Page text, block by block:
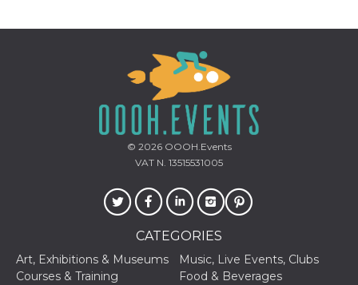
© 2026OOOH.Events
VAT N. 13515531005
CATEGORIES
Art, Exhibitions & Museums
Music, Live Events, Clubs
Courses & Training
Food & Beverages